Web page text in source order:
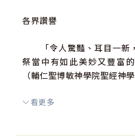
各界讚譽
「令人驚豔、耳目一新
祭當中有如此美妙又豐富
（輔仁聖博敏神學院聖經神學
「基督宗教各教派對耶穌
看更多